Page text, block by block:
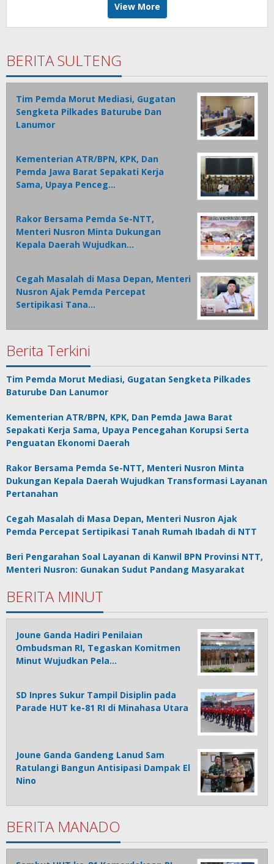
View More
BERITA SULTENG
Tim Pemda Morut Mediasi, Gugatan
Sengketa Pilkades Baturube Dan
Lanumor
Kementerian ATR/BPN, KPK, Dan
Pemda Jawa Barat Sepakati Kerja
Sama, Upaya Penceg…
Rakor Bersama Pemda Se-NTT,
Menteri Nusron Minta Dukungan
Kepala Daerah Wujudkan…
Cegah Masalah di Masa Depan, Menteri
Nusron Ajak Pemda Percepat
Sertipikasi Tana…
Berita Terkini
Tim Pemda Morut Mediasi, Gugatan Sengketa Pilkades
Baturube Dan Lanumor
Kementerian ATR/BPN, KPK, Dan Pemda Jawa Barat
Sepakati Kerja Sama, Upaya Pencegahan Korupsi Serta
Penguatan Ekonomi Daerah
Rakor Bersama Pemda Se-NTT, Menteri Nusron Minta
Dukungan Kepala Daerah Wujudkan Transformasi Layanan
Pertanahan
Cegah Masalah di Masa Depan, Menteri Nusron Ajak
Pemda Percepat Sertipikasi Tanah Rumah Ibadah di NTT
Beri Pengarahan Soal Layanan di Kanwil BPN Provinsi NTT,
Menteri Nusron: Gunakan Sudut Pandang Masyarakat
BERITA MINUT
Joune Ganda Hadiri Penilaian
Ombudsman RI, Tegaskan Komitmen
Minut Wujudkan Pela…
SD Inpres Sukur Tampil Disiplin pada
Parade HUT ke-81 RI di Minahasa Utara
Joune Ganda Gandeng Lanud Sam
Ratulangi Bangun Antisipasi Dampak El
Nino
BERITA MANADO